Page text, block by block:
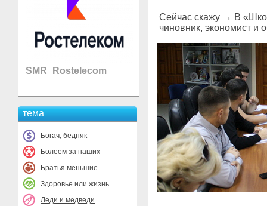
SMR_Rostelecom
тема
Богач, бедняк
Болеем за наших
Братья меньшие
Здоровье или жизнь
Леди и медведи
Сейчас скажу → В
чиновник, экономист и